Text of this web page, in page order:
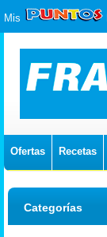
Mis
Ofertas Recetas
Categorías